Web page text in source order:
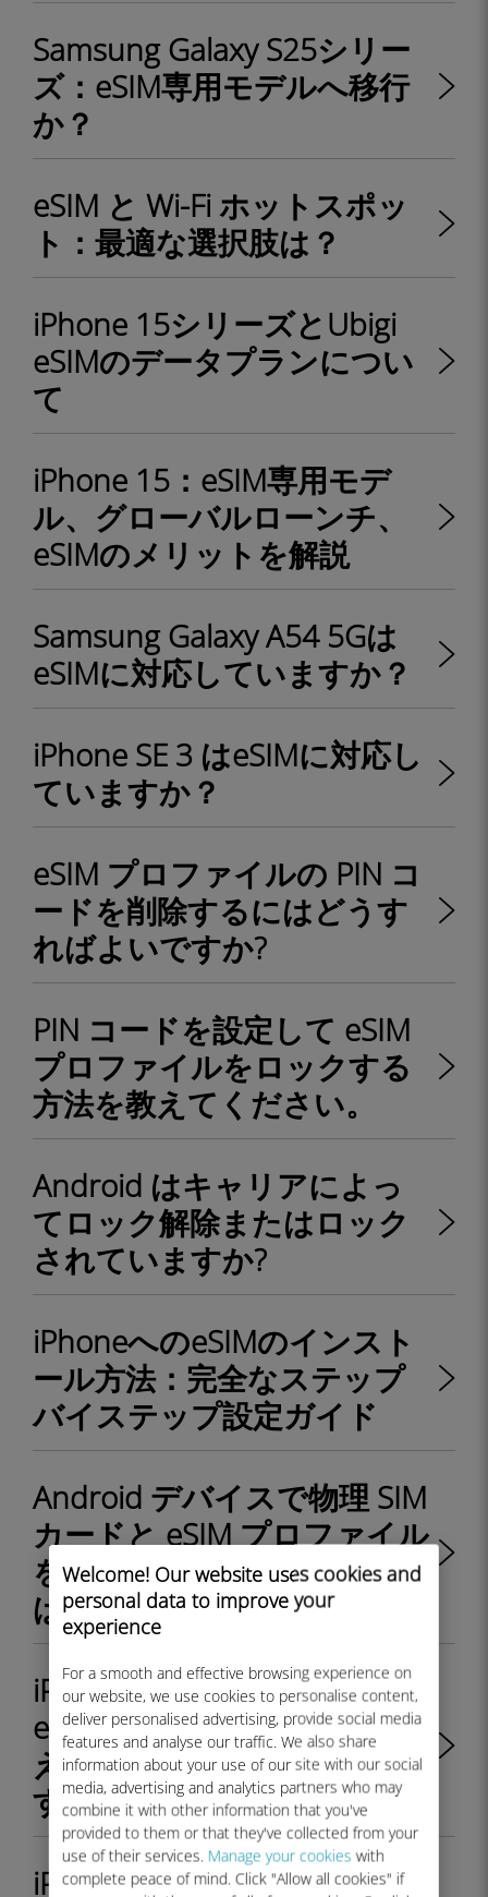
Welcome! Our website uses cookies and
personal data to improve your
experience
For a smooth and effective browsing experience on
our website, we use cookies to personalise content,
deliver personalised advertising, provide social media
features and analyse our traffic. We also share
information about your use of our site with our social
media, advertising and analytics partners who may
combine it with other information that you've
provided to them or that they've collected from your
use of their services. Manage your cookies with
complete peace of mind. Click "Allow all cookies" if
Samsung Galaxy S25シリー
ズ：eSIM専用モデルへ移行
か？
eSIM と Wi-Fi ホットスポッ
ト：最適な選択肢は？
iPhone 15シリーズとUbigi
eSIMのデータプランについ
て
iPhone 15：eSIM専用モデ
ル、グローバルローンチ、
eSIMのメリットを解説
Samsung Galaxy A54 5Gは
eSIMに対応していますか？
iPhone SE 3 はeSIMに対応し
ていますか？
eSIM プロファイルの PIN コ
ードを削除するにはどうす
ればよいですか?
PIN コードを設定して eSIM
プロファイルをロックする
方法を教えてください。
Android はキャリアによっ
てロック解除またはロック
されていますか?
iPhoneへのeSIMのインスト
ール方法：完全なステップ
バイステップ設定ガイド
Android デバイスで物理 SIM
カードと eSIM プロファイル
を切り替えるにはどうすれ
ばよいですか?
iPhone で物理 SIM カードと
eSIM プロファイルを切り替
えるにはどうすればよいで
すか?
iPhone/iPad はキャリアによ